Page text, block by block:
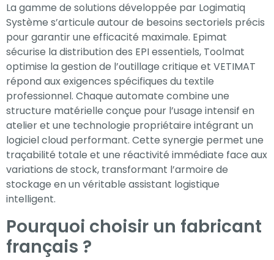
La gamme de solutions développée par Logimatiq
Système s’articule autour de besoins sectoriels précis
pour garantir une efficacité maximale. Epimat
sécurise la distribution des EPI essentiels, Toolmat
optimise la gestion de l’outillage critique et VETIMAT
répond aux exigences spécifiques du textile
professionnel. Chaque automate combine une
structure matérielle conçue pour l’usage intensif en
atelier et une technologie propriétaire intégrant un
logiciel cloud performant. Cette synergie permet une
traçabilité totale et une réactivité immédiate face aux
variations de stock, transformant l’armoire de
stockage en un véritable assistant logistique
intelligent.
Pourquoi choisir un fabricant
français ?